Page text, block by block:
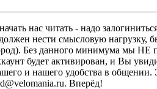
нас читать - надо
нести смысловую нагрузку,
Без данного минимума мы
будет активирован, и Вы
и нашего удобства в
Вперёд!